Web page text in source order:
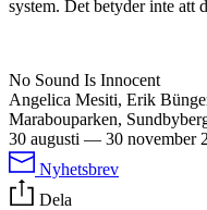
system. Det betyder inte att
No Sound Is Innocent
Angelica Mesiti, Erik
Marabouparken,
30 augusti — 30 november
Nyhetsbrev
Dela